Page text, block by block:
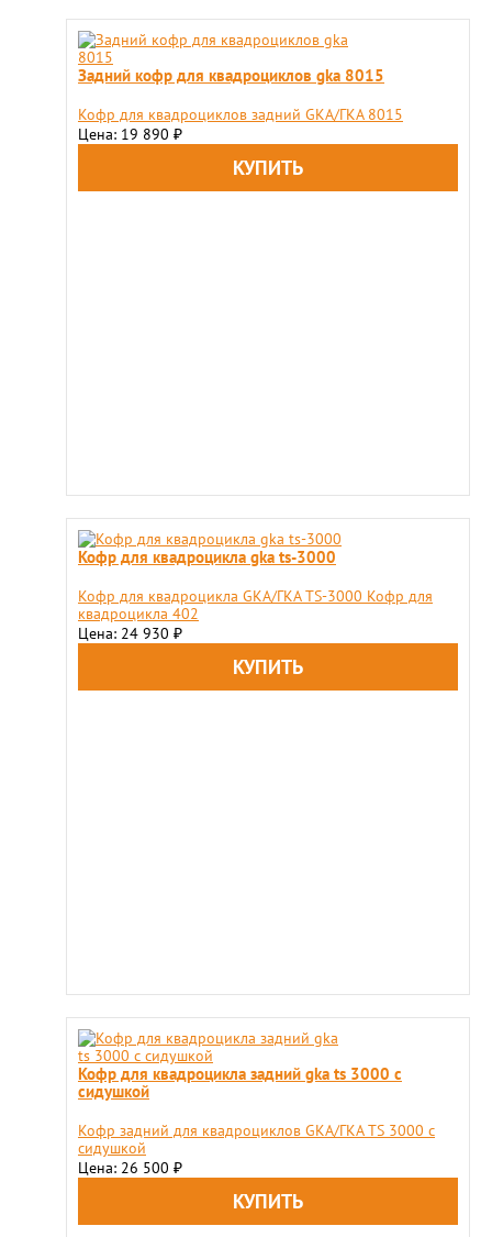
Задний кофр для квадроциклов gka 8015
Кофр для квадроциклов задний GKA/ГКА 8015
Цена: 19 890 ₽
Кофр для квадроцикла gka ts-3000
Кофр для квадроцикла GKA/ГКА TS-3000 Кофр для
квадроцикла 402
Цена: 24 930 ₽
Кофр для квадроцикла задний gka ts 3000 с
сидушкой
​Кофр задний для квадроциклов GKA/ГКА TS 3000 с
сидушкой
Цена: 26 500 ₽